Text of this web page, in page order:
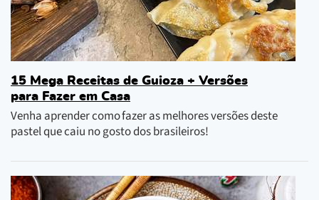
15 Mega Receitas de Guioza + Versões
para Fazer em Casa
Venha aprender como fazer as melhores versões deste
pastel que caiu no gosto dos brasileiros!